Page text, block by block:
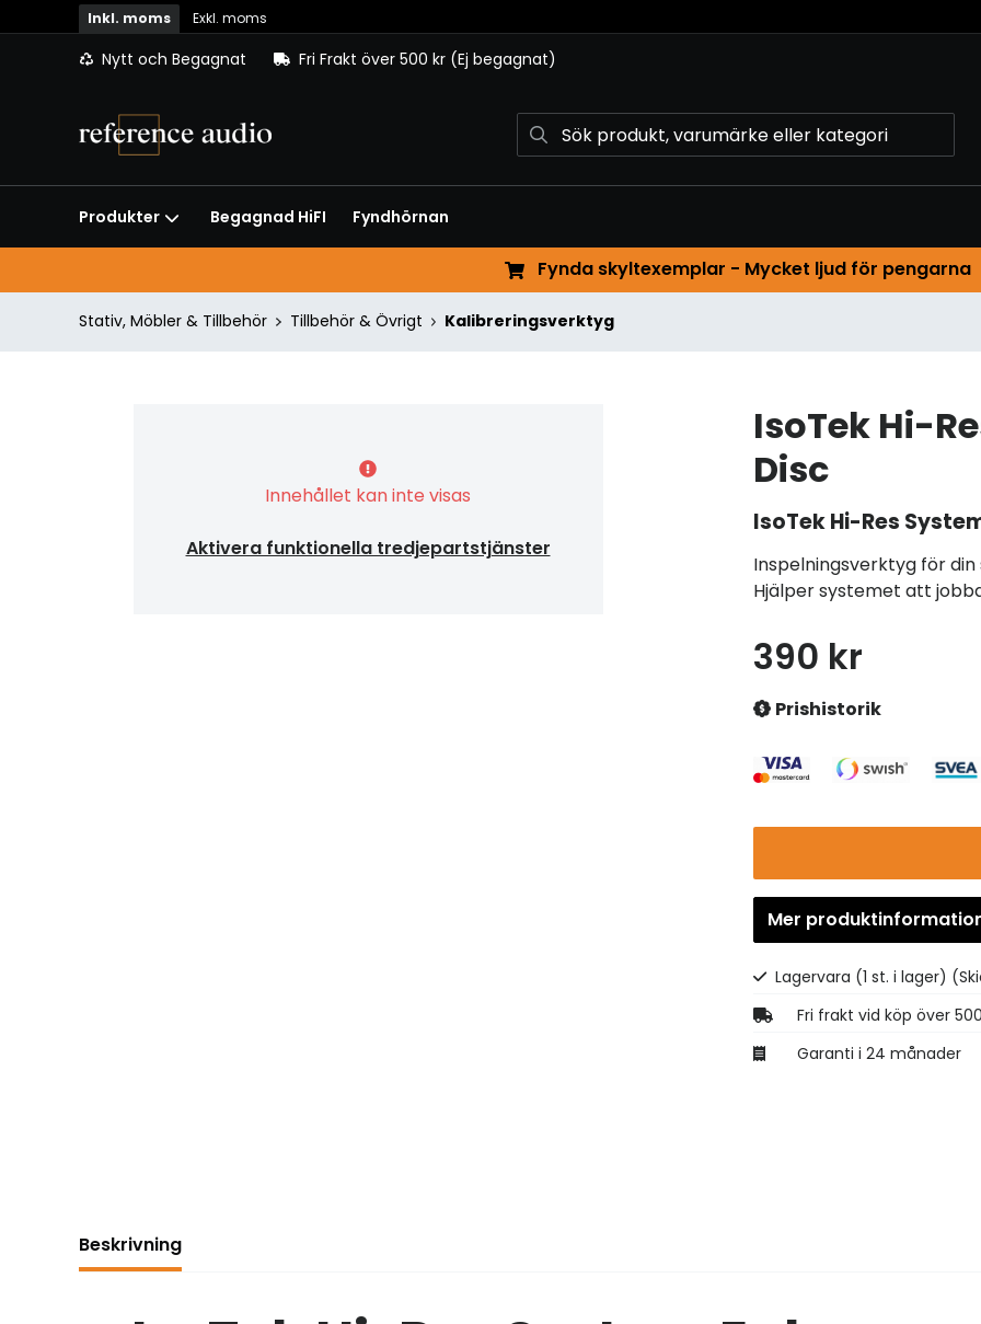
Inkl. moms Exkl. moms
Nytt och Begagnat Fri Frakt över 500 kr (Ej begagnat)
Produkter Begagnad HiFI Fyndhörnan
Fynda skyltexemplar - Mycket ljud för pengarna
Stativ, Möbler & Tillbehör Tillbehör & Övrigt Kalibreringsverktyg
Innehållet kan inte visas
Aktivera funktionella tredjepartstjänster
IsoTek Hi-
Disc
IsoTekHi-Res
Inspelningsverktyg för din
Hjälper systemet att
390 kr
Prishistorik
Mer
Lagervara (1 st. i lager)
Fri frakt vid köp över
Garanti i 24 månader
Beskrivning